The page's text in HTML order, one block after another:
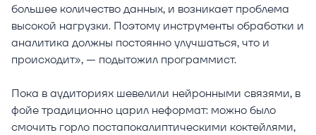
большее количество данных, и возникает проблема
высокой нагрузки. Поэтому инструменты обработки и
аналитика должны постоянно улучшаться, что и
происходит», — подытожил программист.
Пока в аудиториях шевелили нейронными связями, в
фойе традиционно царил неформат: можно было
смочить горло постапокалиптическими коктейлями,